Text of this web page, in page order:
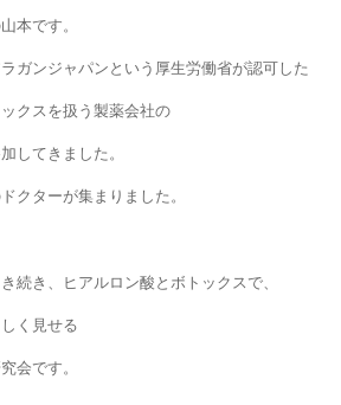
本です。
ガンジャパンという厚生労働省が認可した
クスを扱う製薬会社の
してきました。
クターが集まりました。
続き、ヒアルロン酸とボトックスで、
く見せる
会です。